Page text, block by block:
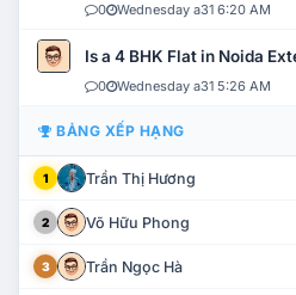
0 Wednesday a31 6:20 AM
Is a 4 BHK Flat in Noida
0 Wednesday a31 5:26 AM
BẢNG XẾP HẠNG
1 Trần Thị Hương
2 Võ Hữu Phong
3 Trần Ngọc Hà